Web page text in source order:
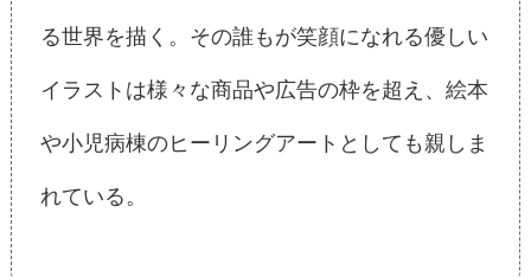
る世界を描く。その誰もが笑顔になれる優しい
イラストは様々な商品や広告の枠を超え、絵本
や小児病棟のヒーリングアートとしても親しま
れている。